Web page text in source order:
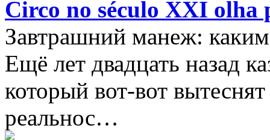
Circo no século XXI olha
Завтрашний манеж:
Ещё лет двадцать назад
который вот-вот
реальнос…